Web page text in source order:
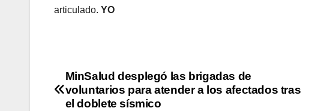
articulado. YO
MinSalud desplegó las brigadas de
voluntarios para atender a los afectados tras
el doblete sísmico